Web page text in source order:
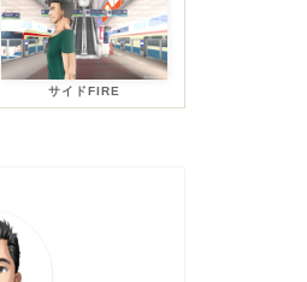
サイドFIRE